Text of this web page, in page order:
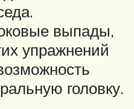
выпады,
упражнений
головку.